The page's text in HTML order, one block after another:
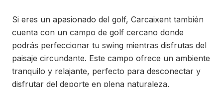
Si eres un apasionado del golf, Carcaixent también
cuenta con un campo de golf cercano donde
podrás perfeccionar tu swing mientras disfrutas del
paisaje circundante. Este campo ofrece un ambiente
tranquilo y relajante, perfecto para desconectar y
disfrutar del deporte en plena naturaleza.